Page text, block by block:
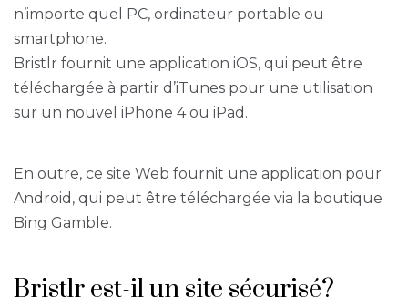
n’importe quel PC, ordinateur portable ou
smartphone.
Bristlr fournit une application iOS, qui peut être
téléchargée à partir d’iTunes pour une utilisation
sur un nouvel iPhone 4 ou iPad.
En outre, ce site Web fournit une application pour
Android, qui peut être téléchargée via la boutique
Bing Gamble.
Bristlr est-il un site sécurisé?